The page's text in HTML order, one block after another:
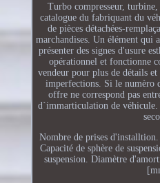
Turbo compresseur,
catalogue du fabriquant du
de pièces détachées-
marchandises. Un élément qui
présenter des signes d'usure
opérationnel et fonctionne
vendeur pour plus de détails
imperfections. Si le numèro
offre ne correspond pas
d`immarticulation de
Nombre de prises
Capacité de sphère de
suspension. Diamètre